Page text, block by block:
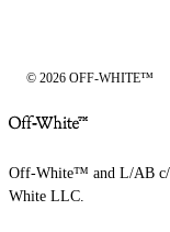
© 2026 OFF-WHITE™
Off-White™ and L/AB
White LLC.